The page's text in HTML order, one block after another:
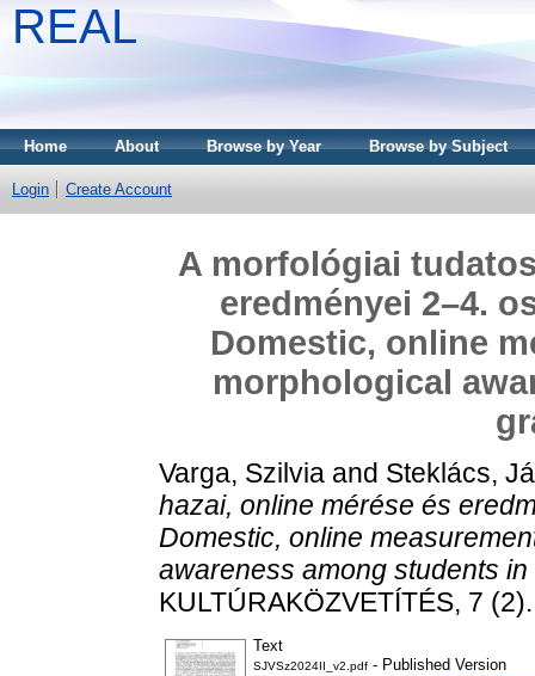
REAL
Home About Browse by Year Browse by Subject
Login Create Account
A morfológiai
eredményei 2–4.
Domestic, online
morphological
Varga, Szilvia and Steklács,
hazai, online mérése és
Domestic, online
awareness among students
KULTÚRAKÖZVETÍTÉS, 7
Text
SJVSz2024II_v2.pdf - Published Version